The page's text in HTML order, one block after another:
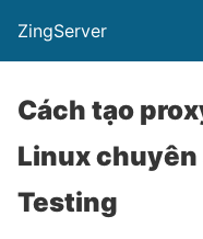
ZingServer
Cách tạo
Linux chuyên
Testing